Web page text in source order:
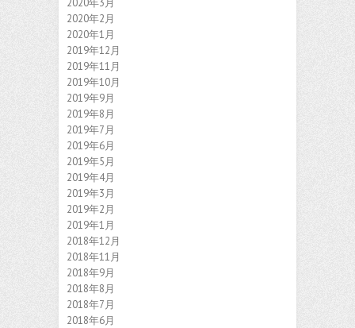
2020年2月
2020年1月
2019年12月
2019年11月
2019年10月
2019年9月
2019年8月
2019年7月
2019年6月
2019年5月
2019年4月
2019年3月
2019年2月
2019年1月
2018年12月
2018年11月
2018年9月
2018年8月
2018年7月
2018年6月